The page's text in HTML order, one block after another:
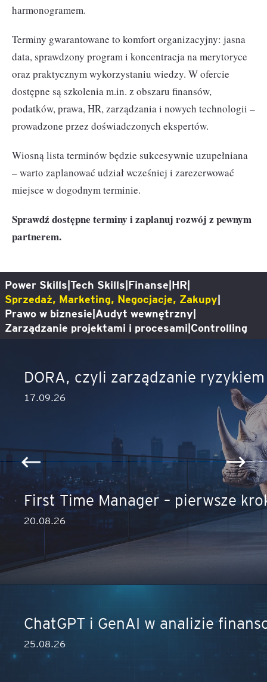
harmonogramem.
Terminy gwarantowane to komfort organizacyjny: jasna
data, sprawdzony program i koncentracja na merytoryce
oraz praktycznym wykorzystaniu wiedzy. W ofercie
dostępne są szkolenia m.in. z obszaru finansów,
podatków, prawa, HR, zarządzania i nowych technologii –
prowadzone przez doświadczonych ekspertów.
Wiosną lista terminów będzie sukcesywnie uzupełniana
– warto zaplanować udział wcześniej i zarezerwować
miejsce w dogodnym terminie.
Sprawdź dostępne terminy i zaplanuj rozwój z pewnym
partnerem.
Power Skills|Tech Skills|Finanse|HR|
Sprzedaż, Marketing, Negocjacje, Zakupy|
Prawo w biznesie|Audyt wewnętrzny|
Zarządzanie projektami i procesami|Controlling
DORA, czyli zarządzanie
17.09.26
First Time Manager – pierwsze
20.08.26
ChatGPT i GenAI w analizie
25.08.26